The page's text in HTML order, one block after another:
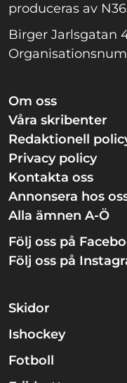
produceras av
Birger Jarlsgatan
Om oss
Våra skribenter
Redaktionell
Privacy policy
Kontakta oss
Annonsera hos
Alla ämnen A-Ö
Följ oss på
Följ oss på
Skidor
Ishockey
Fotboll